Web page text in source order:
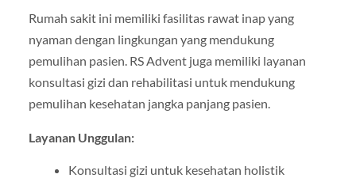
Rumah sakit ini memiliki fasilitas rawat inap yang
nyaman dengan lingkungan yang mendukung
pemulihan pasien. RS Advent juga memiliki layanan
konsultasi gizi dan rehabilitasi untuk mendukung
pemulihan kesehatan jangka panjang pasien.
Layanan Unggulan:
Konsultasi gizi untuk kesehatan holistik